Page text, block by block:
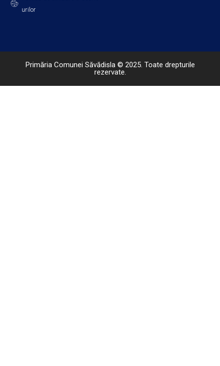
urilor
Primăria Comunei Săvădisla © 2025. Toate drepturile
rezervate.